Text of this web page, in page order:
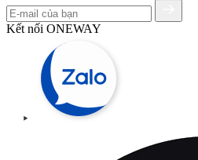
Kết nối ONEWAY